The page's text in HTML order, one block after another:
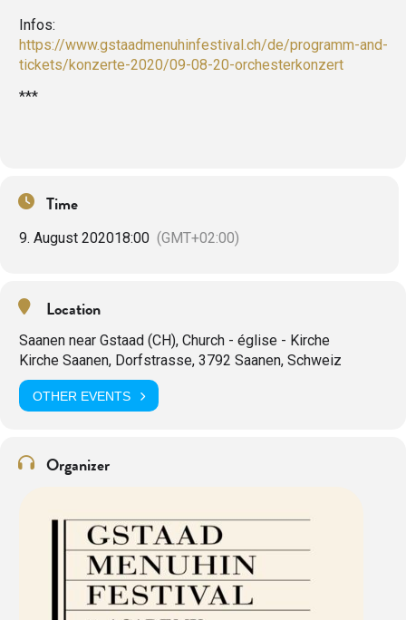
Infos:
https://www.gstaadmenuhinfestival.ch/de/programm-and-
tickets/konzerte-2020/09-08-20-orchesterkonzert
***
Time
9. August 202018:00 (GMT+02:00)
Location
Saanen near Gstaad (CH), Church - église - Kirche
Kirche Saanen, Dorfstrasse, 3792 Saanen, Schweiz
OTHER EVENTS
Organizer